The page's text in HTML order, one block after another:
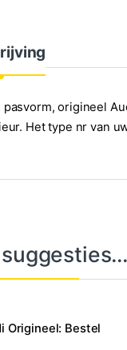
origineel
Het type nr van
Origineel: Bestel